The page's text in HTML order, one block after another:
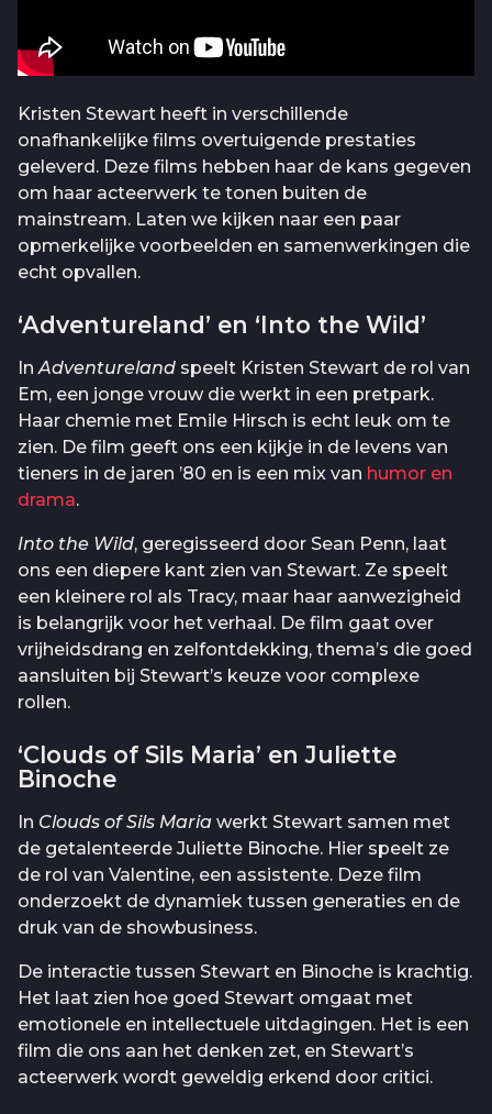
Kristen Stewart heeft in verschillende
onafhankelijke films overtuigende prestaties
geleverd. Deze films hebben haar de kans gegeven
om haar acteerwerk te tonen buiten de
mainstream. Laten we kijken naar een paar
opmerkelijke voorbeelden en samenwerkingen die
echt opvallen.
‘Adventureland’ en ‘Into the Wild’
InAdventureland speelt Kristen Stewart de rol van
Em, een jonge vrouw die werkt in een pretpark.
Haar chemie met Emile Hirsch is echt leuk om te
zien. De film geeft ons een kijkje in de levens van
tieners in de jaren ’80 en is een mix van humor en
drama.
Into the Wild, geregisseerd door Sean Penn, laat
ons een diepere kant zien van Stewart. Ze speelt
een kleinere rol als Tracy, maar haar aanwezigheid
is belangrijk voor het verhaal. De film gaat over
vrijheidsdrang en zelfontdekking, thema’s die goed
aansluiten bij Stewart’s keuze voor complexe
rollen.
‘Clouds of Sils Maria’ en Juliette
Binoche
In Clouds of Sils Maria werkt Stewart samen met
de getalenteerde Juliette Binoche. Hier speelt ze
de rol van Valentine, een assistente. Deze film
onderzoekt de dynamiek tussen generaties en de
druk van de showbusiness.
De interactie tussen Stewart en Binoche is krachtig.
Het laat zien hoe goed Stewart omgaat met
emotionele en intellectuele uitdagingen. Het is een
film die ons aan het denken zet, en Stewart’s
acteerwerk wordt geweldig erkend door critici.